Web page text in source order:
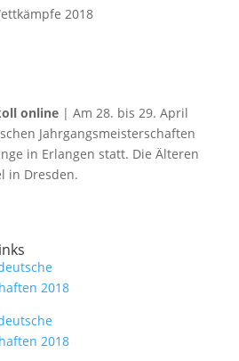
2018
online| Am 28. bis 29. April
Jahrgangsmeisterschaften
in Erlangen statt. Die Älteren
in Dresden.
2018
2018